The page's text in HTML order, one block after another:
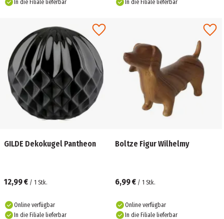
In die Filiale lieferbar In die Filiale lieferbar
GILDE Dekokugel Pantheon
12,99 € / 1 Stk.
Online verfügbar
In die Filiale lieferbar
Boltze Figur Wilhelmy
6,99 € / 1 Stk.
Online verfügbar
In die Filiale lieferbar